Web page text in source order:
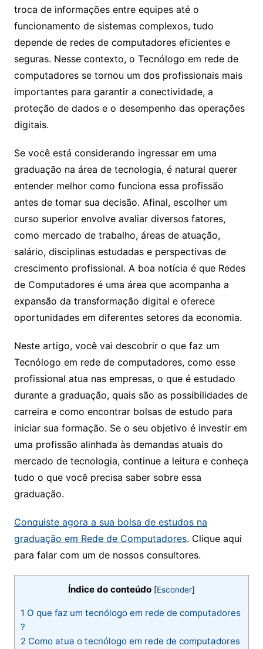
troca de informações entre equipes até o
funcionamento de sistemas complexos, tudo
depende de redes de computadores eficientes e
seguras. Nesse contexto, o Tecnólogo em rede de
computadores se tornou um dos profissionais mais
importantes para garantir a conectividade, a
proteção de dados e o desempenho das operações
digitais.
Se você está considerando ingressar em uma
graduação na área de tecnologia, é natural querer
entender melhor como funciona essa profissão
antes de tomar sua decisão. Afinal, escolher um
curso superior envolve avaliar diversos fatores,
como mercado de trabalho, áreas de atuação,
salário, disciplinas estudadas e perspectivas de
crescimento profissional. A boa notícia é que Redes
de Computadores é uma área que acompanha a
expansão da transformação digital e oferece
oportunidades em diferentes setores da economia.
Neste artigo, você vai descobrir o que faz um
Tecnólogo em rede de computadores, como esse
profissional atua nas empresas, o que é estudado
durante a graduação, quais são as possibilidades de
carreira e como encontrar bolsas de estudo para
iniciar sua formação. Se o seu objetivo é investir em
uma profissão alinhada às demandas atuais do
mercado de tecnologia, continue a leitura e conheça
tudo o que você precisa saber sobre essa
graduação.
Conquiste agora a sua bolsa de estudos na
graduação em Rede de Computadores. Clique aqui
para falar com um de nossos consultores.
Índice do conteúdo [Esconder]
1 O que faz um tecnólogo em rede de computadores​
?
2 Como atua o tecnólogo em rede de computadores​